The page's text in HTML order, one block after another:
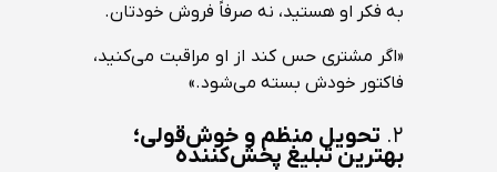
به فکر او هستید، نه صرفاً فروش خودتان.
«اگر مشتری حس کند از او مراقبت می‌کنید،
فاکتور خودش بسته می‌شود.»
۲. تحویل منظم و خوش‌قولی؛
بهترین تبلیغ پخش‌کننده